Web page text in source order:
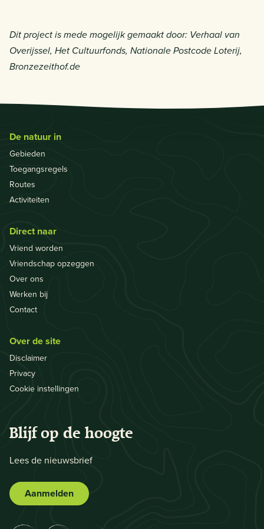
Dit project is mede mogelijk gemaakt door: Verhaal van
Overijssel, Het Cultuurfonds, Nationale Postcode Loterij,
Bronzezeithof.de
De natuur in
Gebieden
Toegangsregels
Routes
Activiteiten
Direct naar
Vriend worden
Vriendschap opzeggen
Over ons
Werken bij
Contact
Over de site
Disclaimer
Privacy
Cookie instellingen
Blijf op de hoogte
Lees de nieuwsbrief
Aanmelden